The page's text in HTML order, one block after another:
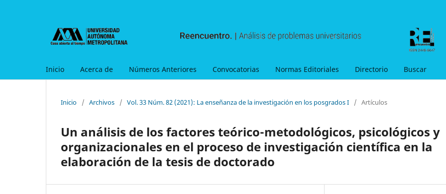
Inicio Acerca de Números Anteriores Convocatorias Normas Editoriales Directorio Buscar
Inicio / Archivos / Vol. 33 Núm. 82 (2021): La enseñanza de la investigación en los posgrados I / Artículos
Un análisis de los factores teórico-metodológicos, psicológicos y
organizacionales en el proceso de investigación científica en la
elaboración de la tesis de doctorado